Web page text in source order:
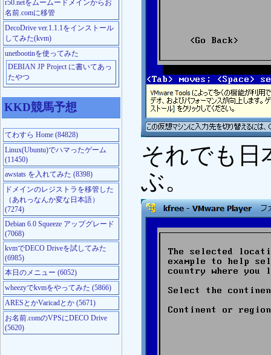
それでも日
ぶ。
r50.netをムームードメインからお
名前.comに移管
DecoDrive ver.1.1.1をインストール
してみた(kvm)
unetbootinを使ってみた
DEBIAN JP Project に書いてあっ
たやつ
KKD競馬予想
てわすら Home (84828)
Linux(Ubuntu)でハマったゲーム
(11450)
awstats を入れてみた (8398)
ドメインのレジストラを移管した
（あれっなんか変な日本語）
(7274)
Debian 6.0 Squeeze アップグレード
(7068)
kvmでDECO Driveを試してみた
(6985)
本日のメニュー (6052)
wheezyでkvmをやってみた (5866)
ARESとかVaricadとか (5671)
お名前.comのVPSにDECO Drive
(5620)